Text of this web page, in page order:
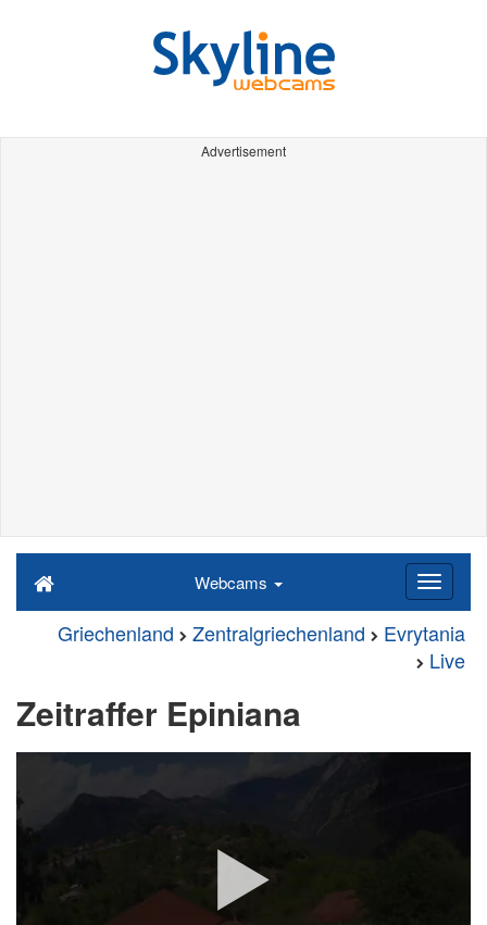
Advertisement
Webcams
Griechenland Zentralgriechenland
Evrytania
Live
Zeitraffer Epiniana